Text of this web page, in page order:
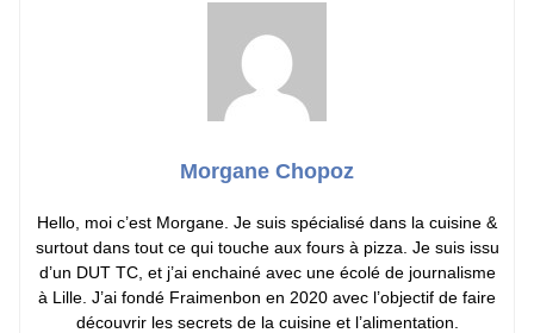
Morgane Chopoz
Hello, moi c’est Morgane. Je suis spécialisé dans la cuisine &
surtout dans tout ce qui touche aux fours à pizza. Je suis issu
d’un DUT TC, et j’ai enchainé avec une écolé de journalisme
à Lille. J’ai fondé Fraimenbon en 2020 avec l’objectif de faire
découvrir les secrets de la cuisine et l’alimentation.